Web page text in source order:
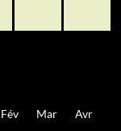
Fév Mar Avr